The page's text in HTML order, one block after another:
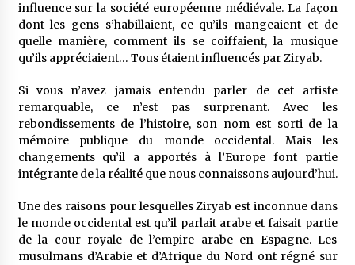
influence sur la société européenne médiévale. La façon
dont les gens s’habillaient, ce qu’ils mangeaient et de
quelle manière, comment ils se coiffaient, la musique
qu’ils appréciaient… Tous étaient influencés par Ziryab.
Si vous n’avez jamais entendu parler de cet artiste
remarquable, ce n’est pas surprenant. Avec les
rebondissements de l’histoire, son nom est sorti de la
mémoire publique du monde occidental. Mais les
changements qu’il a apportés à l’Europe font partie
intégrante de la réalité que nous connaissons aujourd’hui.
Une des raisons pour lesquelles Ziryab est inconnue dans
le monde occidental est qu’il parlait arabe et faisait partie
de la cour royale de l’empire arabe en Espagne. Les
musulmans d’Arabie et d’Afrique du Nord ont régné sur